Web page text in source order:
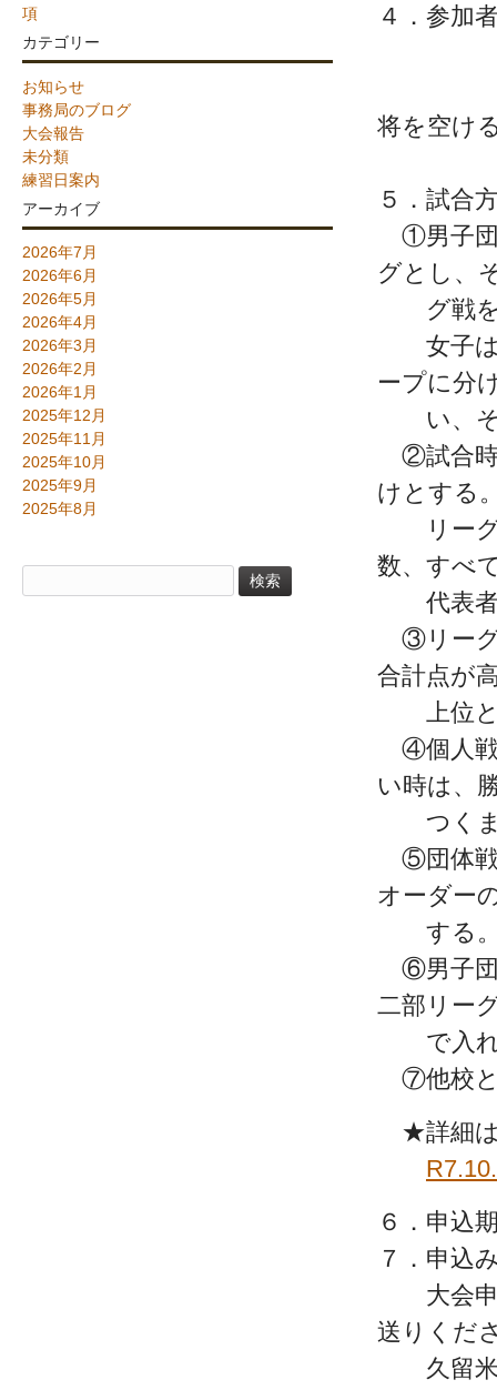
４．参加
将を空け
５．試合
①男子団
グとし、
グ戦を
女子は
ープに分
い、そ
②試合時
けとする
リーグ
数、すべ
代表者
③リーグ
合計点が
上位と
④個人戦
い時は、
つくま
⑤団体戦
オーダー
する。
⑥男子団
二部リー
で入れ
⑦他校と
★詳細は
６．申込
７．申込
大会申
送りくだ
久留米
項
カテゴリー
お知らせ
事務局のブログ
大会報告
未分類
練習日案内
アーカイブ
2026年7月
2026年6月
2026年5月
2026年4月
2026年3月
2026年2月
2026年1月
2025年12月
2025年11月
2025年10月
2025年9月
2025年8月
索: